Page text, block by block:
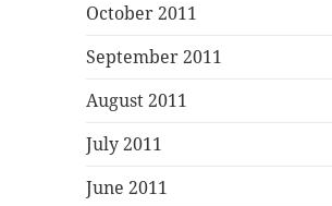
October 2011
September 2011
August 2011
July 2011
June 2011